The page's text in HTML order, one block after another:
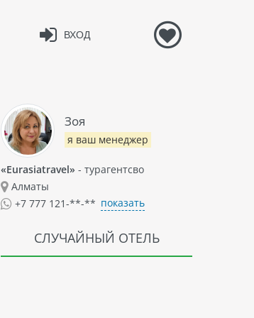
ВХОД
Зоя
я ваш менеджер
«Eurasiatravel» - турагентсво
Алматы
+7 777 121-**-** показать
СЛУЧАЙНЫЙ ОТЕЛЬ